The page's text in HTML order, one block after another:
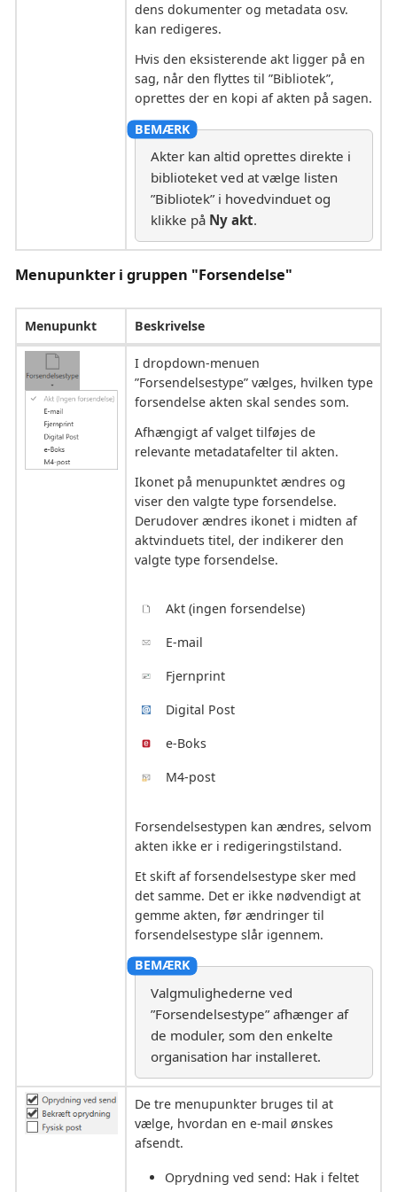
dens dokumenter og metadata osv.
kan redigeres.
Hvis den eksisterende akt ligger på en
sag, når den flyttes til ”Bibliotek”,
oprettes der en kopi af akten på sagen.
Akter kan altid oprettes direkte i
biblioteket ved at vælge listen
”Bibliotek” i hovedvinduet og
klikke på Ny akt.
Menupunkter i gruppen "Forsendelse"
Menupunkt Beskrivelse
I dropdown-menuen
”Forsendelsestype” vælges, hvilken type
forsendelse akten skal sendes som.
Afhængigt af valget tilføjes de
relevante metadatafelter til akten.
Ikonet på menupunktet ændres og
viser den valgte type forsendelse.
Derudover ændres ikonet i midten af
aktvinduets titel, der indikerer den
valgte type forsendelse.
Akt (ingen forsendelse)
E-mail
Fjernprint
Digital Post
e-Boks
M4-post
Forsendelsestypen kan ændres, selvom
akten ikke er i redigeringstilstand.
Et skift af forsendelsestype sker med
det samme. Det er ikke nødvendigt at
gemme akten, før ændringer til
forsendelsestype slår igennem.
Valgmulighederne ved
”Forsendelsestype” afhænger af
de moduler, som den enkelte
organisation har installeret.
De tre menupunkter bruges til at
vælge, hvordan en e-mail ønskes
afsendt.
Oprydning ved send: Hak i feltet